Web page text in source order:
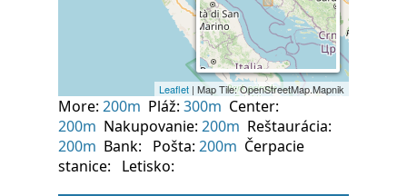
More: 200m Pláž: 300m Center:
200m Nakupovanie: 200m Reštaurácia:
200m Bank: Pošta: 200m Čerpacie
stanice:
Letisko: